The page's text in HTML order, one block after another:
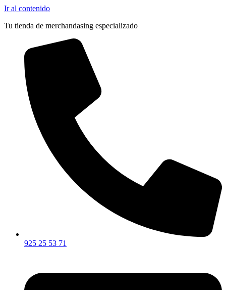
Ir al contenido
Tu tienda de merchandasing especializado
925 25 53 71